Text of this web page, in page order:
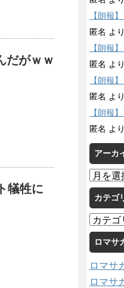
だがｗｗ
犠牲に
【朗報
匿名 より
【朗報
匿名 より
【朗報
匿名 より
【朗報
匿名 より
アーカ
ア
ー
カ
イ
ブ
カテゴ
カ
テ
ゴ
リ
ー
ロマサ
ロマサ
ロマサ